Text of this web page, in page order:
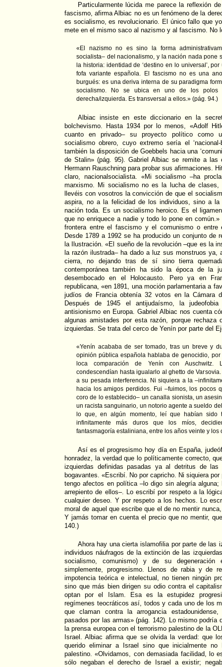
Particularmente lúcida me parece la reflexión
fascismo, afirma Albiac no es un fenómeno de la
es socialismo, es revolucionario. El único fallo que
mete en el mismo saco al nazismo y al fascismo. No
«El nazismo no es sino la forma
socialista– del nacionalismo, y la nación nada pone
la historia: identidad de ‘destino en lo universal’,
fofa variante española. El fascismo no es una
burgués: es una deriva interna de su paradigma
socialismo. No se ubica en uno de los polos
derecha/izquierda. Es transversal a ellos.» (pág. 94.)
Albiac insiste en este diccionario en la
bolchevismo. Hasta 1934 por lo menos, «Adolf
cuanto en privado– su proyecto político como
socialismo obrero, cuyo extremo sería el
también la disposición de Goebbels hacia una
de Stalin» (pág. 95). Gabriel Albiac se remite a las
Hermann Rauschning para probar sus afirmaciones.
claro, nacionalsocialista. «Mi socialismo –ha
marxismo. Mi socialismo no es la lucha de
llevéis con vosotros la convicción de que el
aspira, no a la felicidad de los individuos, sino a
nación toda. Es un socialismo heroico. Es el
que no enriquece a nadie y todo lo pone en
frontera entre el fascismo y el comunismo o entre
Desde 1789 a 1992 se ha producido un conjunto de
la Ilustración. «El sueño de la revolución –que es la
la razón ilustrada– ha dado a luz sus monstruos
cierra, no dejando tras de sí sino tierra
contemporánea también ha sido la época de la
desembocado en el Holocausto. Pero ya en
republicana, «en 1891, una moción parlamentaria a
judíos de Francia obtenía 32 votos en la Cámara
Después de 1945 el antijudaísmo, la
antisionismo en Europa. Gabriel Albiac nos cuenta
algunas amistades por esta razón, porque rechaza
izquierdas. Se trata del cerco de Yenín por parte del
«Yenín acababa de ser tomado, tras un breve y
opinión pública española hablaba de genocidio,
loca comparación de Yenín con Auschwitz.
condescendían hasta igualarlo al ghetto de
a su pesada interferencia. Ni siquiera a la
hacia los amigos perdidos. Fui –fuimos, los pocos
coro de lo establecido– un canalla sionista, un
un racista sanguinario, un notorio agente a sueldo
lo que, en algún momento, leí que habían sido
infinitamente más duros que los míos,
fantasmagoría estaliniana, entre los años veinte y los
Así es el progresismo hoy día en España,
honradez, la verdad que lo políticamente correcto,
izquierdas definidas pasadas ya al detritus de las
bogavantes. «Escribí. No por capricho. Ni siquiera
tengo afectos en política –lo digo sin alegría
arrepiento de ellos–. Lo escribí por respeto a la
cualquier deseo. Y por respeto a los hechos. Lo
moral de aquel que escribe que el de no mentir
Y jamás tomar en cuenta el precio que no mentir,
140.)
Ahora hay una cierta islamofilia por parte de las
individuos náufragos de la extinción de las
socialismo, comunismo) y de su degeneración
simplemente, progresismo. Llenos de rabia y de
impotencia teórica e intelectual, no tienen ningún
sino que más bien dirigen su odio contra el
optan por el Islam. Esa es la estupidez
regímenes teocráticos así, todos y cada uno de los
que claman contra la arrogancia
pasados por las armas» (pág. 142). Lo mismo podría
la prensa europea con el terrorismo palestino de la
Israel. Albiac afirma que se olvida la verdad: que
querido eliminar a Israel sino que inicialmente no
palestino. «Olvidamos, con demasiada facilidad, lo
sólo negaban el derecho de Israel a existir;